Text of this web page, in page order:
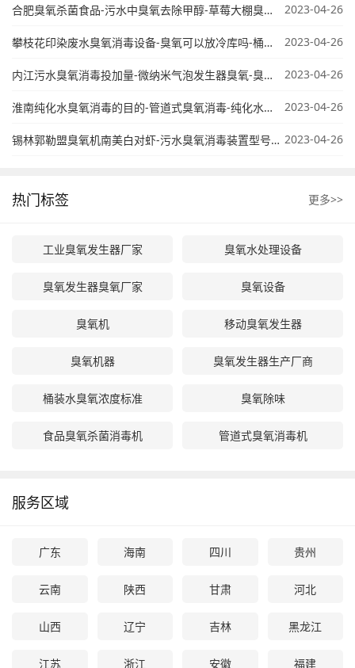
合肥臭氧杀菌食品-污水中臭氧去除甲醇-草莓大棚臭氧使用 2023-04-26
攀枝花印染废水臭氧消毒设备-臭氧可以放冷库吗-桶装水臭氧处理 2023-04-26
内江污水臭氧消毒投加量-微纳米气泡发生器臭氧-臭氧化废水处理特点 2023-04-26
淮南纯化水臭氧消毒的目的-管道式臭氧消毒-纯化水臭氧消毒残留限度 2023-04-26
锡林郭勒盟臭氧机南美白对虾-污水臭氧消毒装置型号-臭氧可以放在冷库上吗 2023-04-26
热门标签 更多>>
工业臭氧发生器厂家 臭氧水处理设备
臭氧发生器臭氧厂家 臭氧设备
臭氧机 移动臭氧发生器
臭氧机器 臭氧发生器生产厂商
桶装水臭氧浓度标准 臭氧除味
食品臭氧杀菌消毒机 管道式臭氧消毒机
服务区域
广东 海南 四川 贵州
云南 陕西 甘肃 河北
山西 辽宁 吉林 黑龙江
江苏 浙江 安徽 福建